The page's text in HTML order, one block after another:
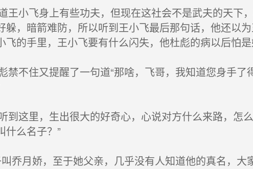
王小飞身上有些功夫，但现在这社会不是武夫的天下
躲，暗箭难防，所以听到王小飞最后那句话，他还以
飞的手里，王小飞要有什么闪失，他杜彪的病以后怕是
不住又提醒了一句道“那啥，飞哥，我知道您身手
这里，生出很大的好奇心，心说对方什么来路，怎
什么名子？”
乔月娇，至于她父亲，几乎没有人知道他的真名，